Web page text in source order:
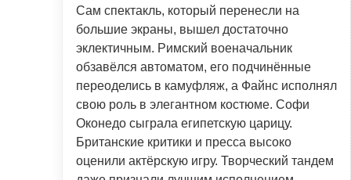
Сам спектакль, который перенесли на
большие экраны, вышел достаточно
эклектичным. Римский военачальник
обзавёлся автоматом, его подчинённые
переоделись в камуфляж, а Файнс исполнял
свою роль в элегантном костюме. Софи
Оконедо сыграла египетскую царицу.
Британские критики и пресса высоко
оценили актёрскую игру. Творческий тандем